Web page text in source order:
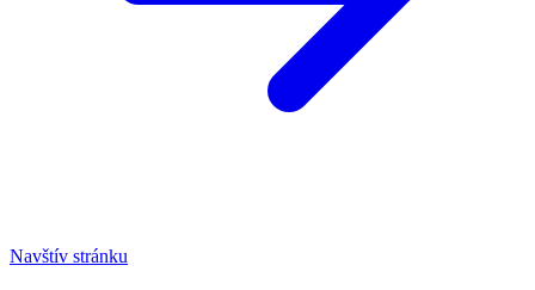
Navštív stránku